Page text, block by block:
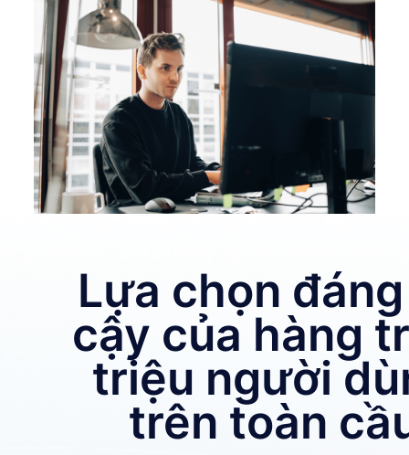
Lựa chọn
cậy của hàng
triệu người
trên toàn